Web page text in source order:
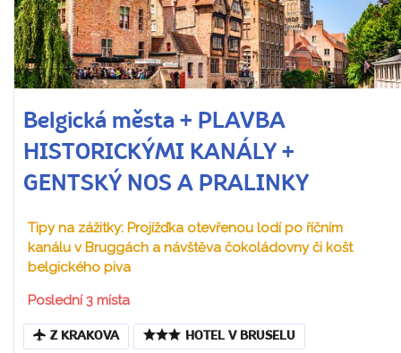
Belgická města + PLAVBA
HISTORICKÝMI KANÁLY +
GENTSKÝ NOS A PRALINKY
Tipy na zážitky: Projížďka otevřenou lodí po říčním
kanálu v Bruggách a návštěva čokoládovny či košt
belgického piva
Poslední 3 místa
Z KRAKOVA HOTEL V BRUSELU